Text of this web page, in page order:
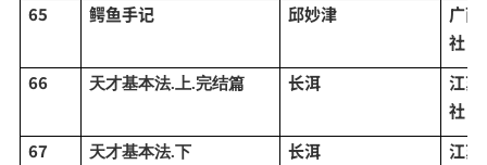
65
鳄鱼手记 邱妙津
广西
社
66
天才基本法.上.完结篇 长洱
江苏
社
67
天才基本法.下 长洱
江苏